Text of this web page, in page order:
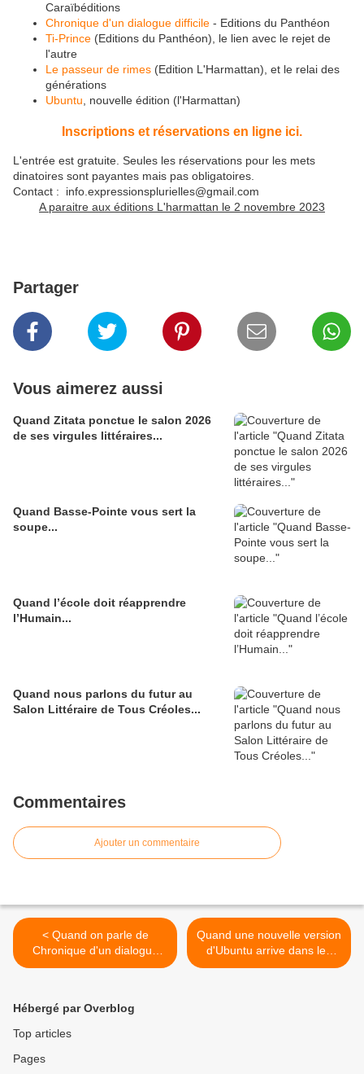
Caraïbéditions
Chronique d'un dialogue difficile - Editions du Panthéon
Ti-Prince (Editions du Panthéon), le lien avec le rejet de
l'autre
Le passeur de rimes (Edition L'Harmattan), et le relai des
générations
Ubuntu , nouvelle édition (l'Harmattan)
Inscriptions et réservations en ligne ici.
L'entrée est gratuite. Seules les réservations pour les mets
dinatoires sont payantes mais pas obligatoires.
Contact : info.expressionsplurielles@gmail.com
A paraitre aux éditions L'harmattan le 2 novembre 2023
Partager
Vous aimerez aussi
Quand Zitata ponctue le salon 2026
de ses virgules littéraires...
Quand Basse-Pointe vous sert la
soupe...
Quand l’école doit réapprendre
l’Humain...
Quand nous parlons du futur au
Salon Littéraire de Tous Créoles...
Commentaires
Ajouter un commentaire
< Quand on parle de
Chronique d'un dialogue
difficile sur Zouk TV...
Quand une nouvelle version
d'Ubuntu arrive dans les
librairies... >
Hébergé par Overblog
Top articles
Pages